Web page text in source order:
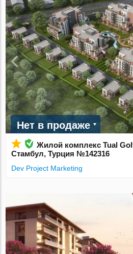
Нет в продаже
Жилой комплекс Tual
Стамбул, Турция №142316
Dev Project Marketing